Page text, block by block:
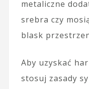
metaliczne
srebra czy
blask
Aby uzyskać
stosuj zasady